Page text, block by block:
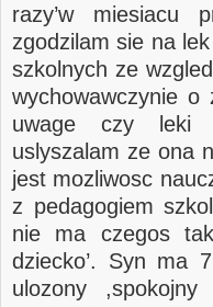
razy’w miesiacu
zgodzilam sie na
szkolnych ze
wychowawczynie
uwage czy leki
uslyszalam ze ona
jest mozliwosc
z pedagogiem
nie ma czegos
dziecko’. Syn ma
ulozony